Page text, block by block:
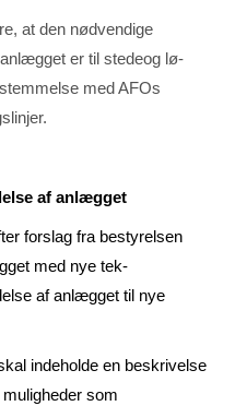
at den nødvendige
er til stedeog lø­
med AFOs
af anlægget
forslag fra bestyrelsen
med nye tek­
af anlægget til nye
indeholde en beskrivelse
som